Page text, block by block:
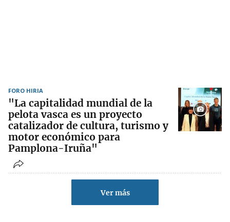
FORO HIRIA
"La capitalidad mundial de la
pelota vasca es un proyecto
catalizador de cultura, turismo y
motor económico para
Pamplona-Iruña"
Ver más